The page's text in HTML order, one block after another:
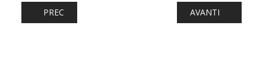
ARTICOLO PRECEDENTE: FERROVIE: DEMOLIZIONE IN
PREC ARTICOLO
AVANTI